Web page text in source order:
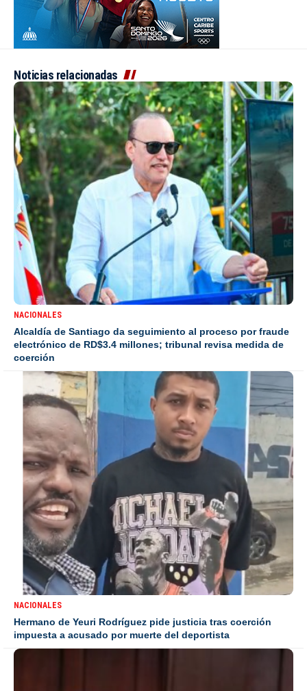
Noticias relacionadas
NACIONALES
Alcaldía de Santiago da seguimiento al proceso por fraude
electrónico de RD$3.4 millones; tribunal revisa medida de
coerción
NACIONALES
Hermano de Yeuri Rodríguez pide justicia tras coerción
impuesta a acusado por muerte del deportista